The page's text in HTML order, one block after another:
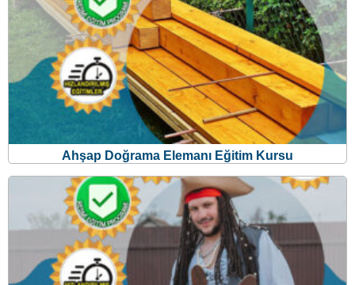
Ahşap Doğrama Elemanı Eğitim Kursu